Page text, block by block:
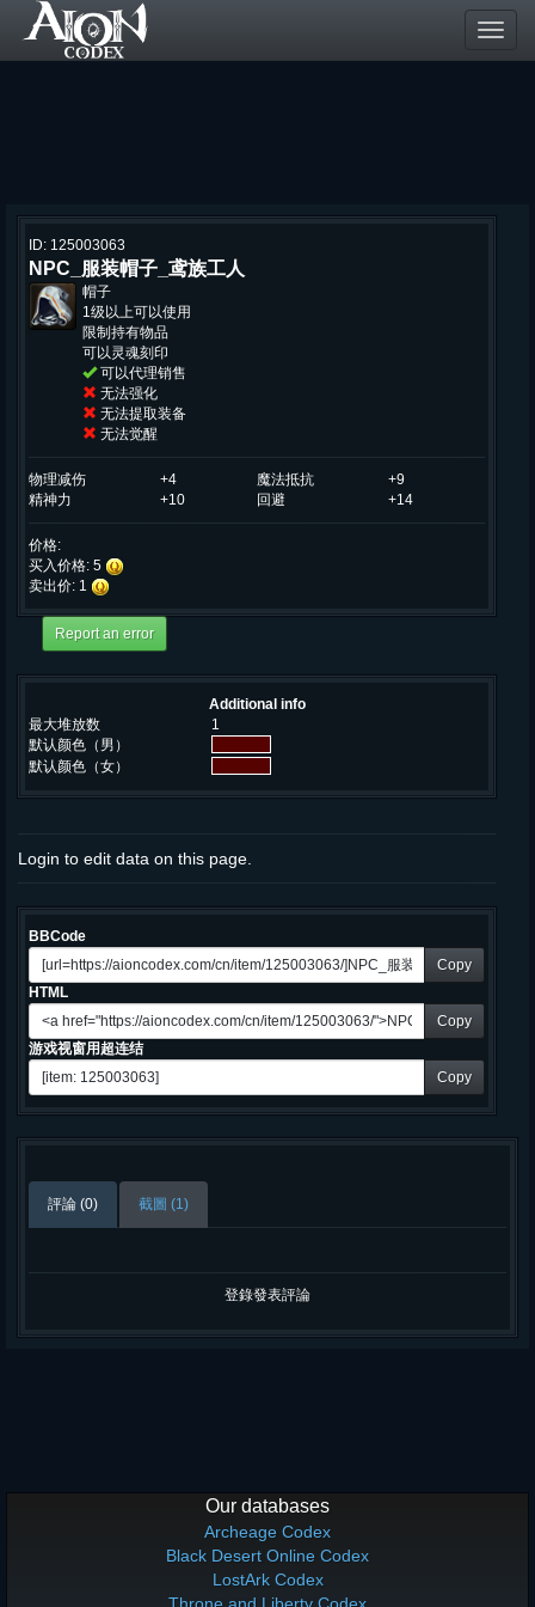
ID: 125003063
NPC_服装帽子_鸢族工人
帽子
1级以上可以使用
限制持有物品
可以灵魂刻印
可以代理销售
无法强化
无法提取装备
无法觉醒
物理减伤 +4 魔法抵抗
+9
精神力
+10 回避 +14
价格:
买入价格: 5
卖出价: 1
Additional info
最大堆放数
1
默认颜色（男）
默认颜色（女）
Login to edit data on this page.
BBCode
Copy
HTML
Copy
游戏视窗用超连结
Copy
評論 (0) 截圖 (1)
登錄發表評論
Our databases
Archeage Codex
Black Desert Online Codex
LostArk Codex